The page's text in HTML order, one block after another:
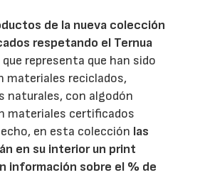
de la nueva colección
respetando el Ternua
que representa que han sido
materiales reciclados,
naturales, con algodón
materiales certificados
en esta colección las
en su interior un print
información sobre el % de